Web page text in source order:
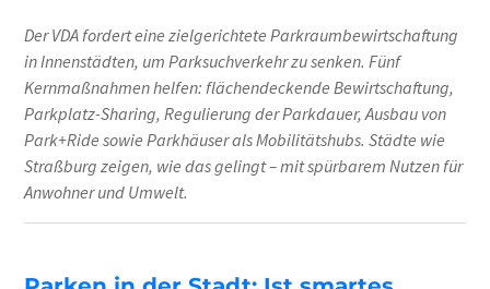
Der VDA fordert eine zielgerichtete Parkraumbewirtschaftung
in Innenstädten, um Parksuchverkehr zu senken. Fünf
Kernmaßnahmen helfen: flächendeckende Bewirtschaftung,
Parkplatz-Sharing, Regulierung der Parkdauer, Ausbau von
Park+Ride sowie Parkhäuser als Mobilitätshubs. Städte wie
Straßburg zeigen, wie das gelingt – mit spürbarem Nutzen für
Anwohner und Umwelt.